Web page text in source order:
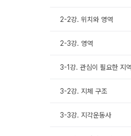
2-2강. 위치와 영역
2-3강. 영역
3-1강. 관심이 필요한 지
3-2강. 지체 구조
3-3강. 지각운동사